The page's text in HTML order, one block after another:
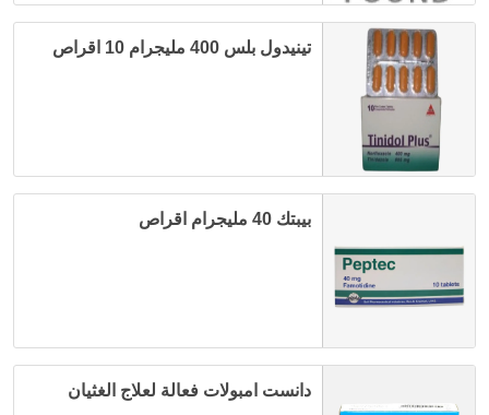
تينيدول بلس 400 مليجرام 10 اقراص
بيبتك 40 مليجرام اقراص
دانست امبولات فعالة لعلاج الغثيان